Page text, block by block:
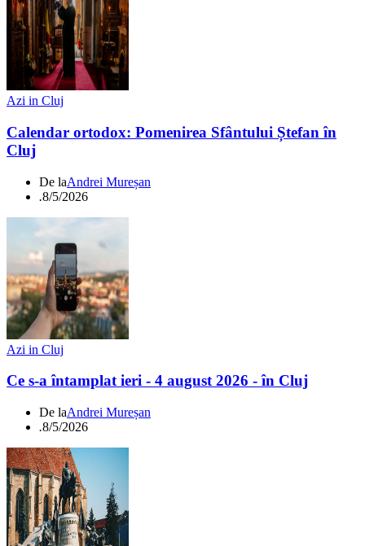
Azi in Cluj
Calendar ortodox: Pomenirea Sfântului Ștefan în
Cluj
De laAndrei Mureșan
.8/5/2026
Azi in Cluj
Ce s-a întamplat ieri - 4 august 2026 - în Cluj
De laAndrei Mureșan
.8/5/2026